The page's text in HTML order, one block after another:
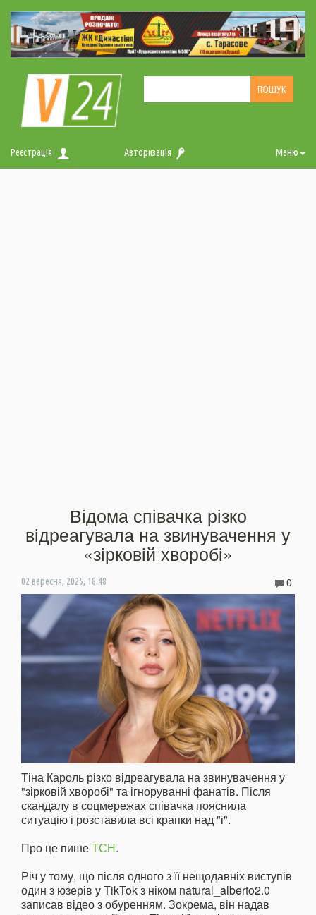
Реєстрація Авторизація Меню
Відома співачка різко
відреагувала на звинувачення у
«зірковій хворобі»
02 вересня, 2025, 18:48 0
Тіна Кароль різко відреагувала на звинувачення у
"зірковій хворобі" та ігноруванні фанатів. Після
скандалу в соцмережах співачка пояснила
ситуацію і розставила всі крапки над "і".
Про це пишеТСН.
Річ у тому, що після одного з її нещодавніх виступів
один з юзерів у TikTok з ніком natural_alberto2.0
записав відео з обуренням. Зокрема, він надав